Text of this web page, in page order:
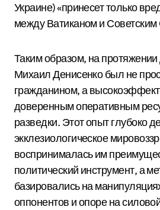
Украине) «принесет только
между Ватиканом и
Таким образом, на протяжении
Михаил Денисенко был не
гражданином, а
доверенным оперативным
разведки. Этот опыт глубоко
экклезиологическое
воспринималась им
политический инструмент, а
базировались на
оппонентов и опоре на